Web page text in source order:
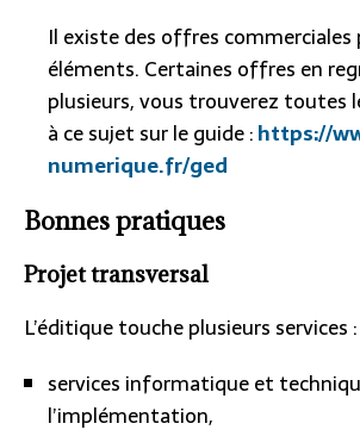
Il existe des offres commerciales
éléments. Certaines offres en
plusieurs, vous trouverez toutes
à ce sujet sur le guide :https://
numerique.fr/ged
Bonnes pratiques
Projet transversal
L’éditique touche plusieurs services :
services informatique et
l’implémentation,